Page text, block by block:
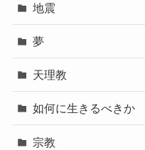
地震
夢
天理教
如何に生きるべきか
宗教